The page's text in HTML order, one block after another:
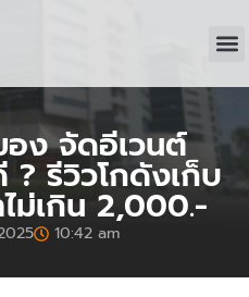
อง จัดอีเวนต์
? รีวิวโกดังเก็บ
ไม่เกิน 2,000.-
10:42 am